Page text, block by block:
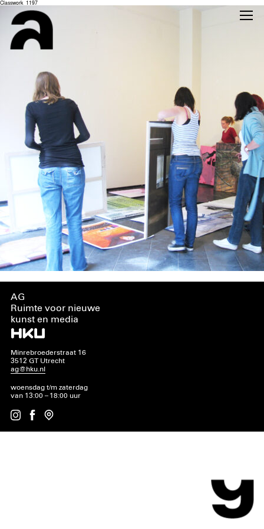
Classwork_1197
AG
Ruimte voor nieuwe
kunst en media
Minrebroederstraat 16
3512 GT Utrecht
ag@hku.nl
woensdag t/m zaterdag
van 13:00 – 18:00 uur